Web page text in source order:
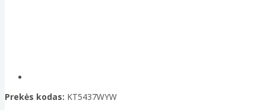
Prekės kodas: KT5437WYW